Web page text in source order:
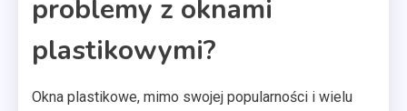
problemy z oknami
plastikowymi?
Okna plastikowe, mimo swojej popularności i wielu